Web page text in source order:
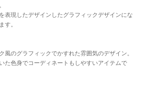
を表現したデザインしたグラフィックデザインにな
す。
風のグラフィックでかすれた雰囲気のデザイン。
た色身でコーディネートもしやすいアイテムで